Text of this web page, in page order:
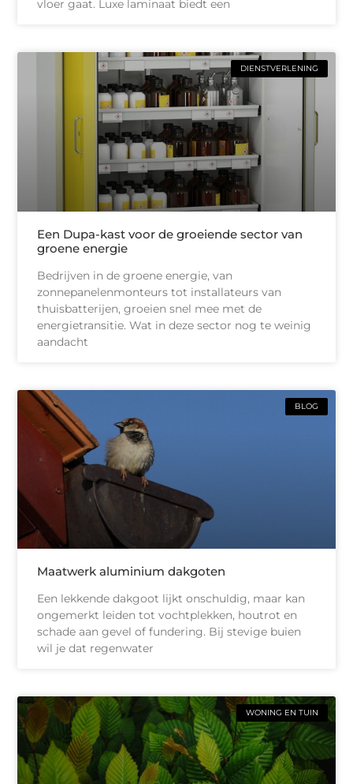
vloer gaat. Luxe laminaat biedt een
DIENSTVERLENING
Een Dupa-kast voor de groeiende sector van
groene energie
Bedrijven in de groene energie, van
zonnepanelenmonteurs tot installateurs van
thuisbatterijen, groeien snel mee met de
energietransitie. Wat in deze sector nog te weinig
aandacht
BLOG
Maatwerk aluminium dakgoten
Een lekkende dakgoot lijkt onschuldig, maar kan
ongemerkt leiden tot vochtplekken, houtrot en
schade aan gevel of fundering. Bij stevige buien
wil je dat regenwater
WONING EN TUIN